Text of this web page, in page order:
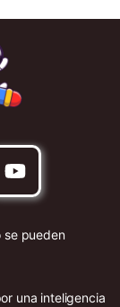
se pueden
una inteligencia